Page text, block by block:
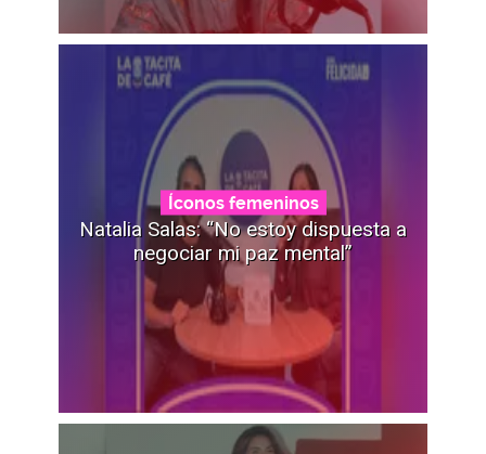
Íconos femeninos
Natalia Salas: “No estoy dispuesta a
negociar mi paz mental”